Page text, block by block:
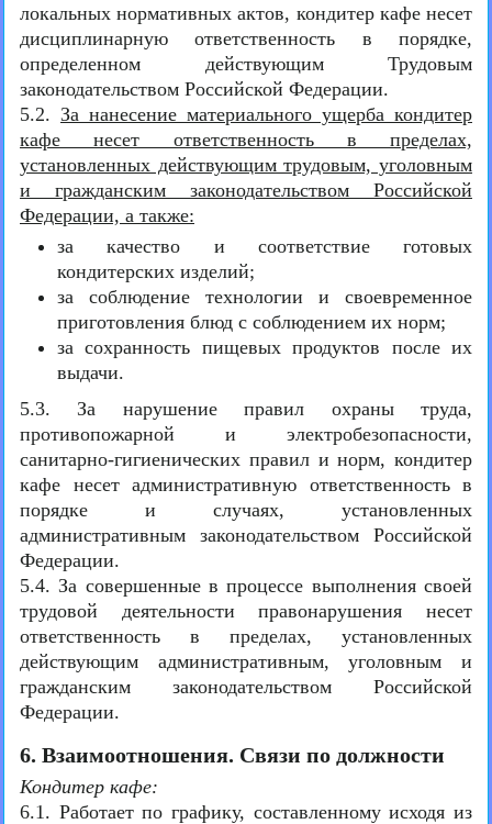
локальных нормативных актов, кондитер кафе несет
дисциплинарную ответственность в порядке,
определенном действующим Трудовым
законодательством Российской Федерации.
5.2. За нанесение материального ущерба кондитер
кафе несет ответственность в пределах,
установленных действующим трудовым, уголовным
и гражданским законодательством Российской
Федерации, а также:
за качество и соответствие готовых
кондитерских изделий;
за соблюдение технологии и своевременное
приготовления блюд с соблюдением их норм;
за сохранность пищевых продуктов после их
выдачи.
5.3. За нарушение правил охраны труда,
противопожарной и электробезопасности,
санитарно-гигиенических правил и норм, кондитер
кафе несет административную ответственность в
порядке и случаях, установленных
административным законодательством Российской
Федерации.
5.4. За совершенные в процессе выполнения своей
трудовой деятельности правонарушения несет
ответственность в пределах, установленных
действующим административным, уголовным и
гражданским законодательством Российской
Федерации.
6. Взаимоотношения. Связи по должности
Кондитер кафе:
6.1. Работает по графику, составленному исходя из